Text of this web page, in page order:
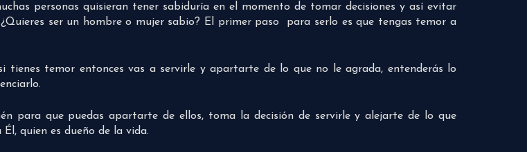
personas quisieran tener sabiduría en el momento de tomar decisiones y así evitar
ser un hombre o mujer sabio? El primer paso para serlo es que tengas temor a
tienes temor entonces vas a servirle y apartarte de lo que no le agrada, entenderás lo
para que puedas apartarte de ellos, toma la decisión de servirle y alejarte de lo que
quien es dueño de la vida.